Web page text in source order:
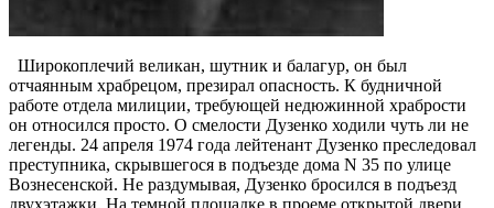
Широкоплечий великан, шутник и балагур, он был
отчаянным храбрецом, презирал опасность. К будничной
работе отдела милиции, требующей недюжинной храбрости
он относился просто. О смелости Дузенко ходили чуть ли не
легенды. 24 апреля 1974 года лейтенант Дузенко преследовал
преступника, скрывшегося в подъезде дома N 35 по улице
Вознесенской. Не раздумывая, Дузенко бросился в подъезд